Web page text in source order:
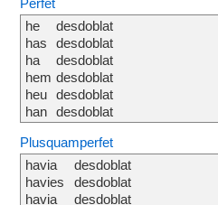
Perfet
he
has
ha
hem
heu
han
desdoblat
desdoblat
desdoblat
desdoblat
desdoblat
desdoblat
Plusquamperfet
havia
havies
havia
desdoblat
desdoblat
desdoblat